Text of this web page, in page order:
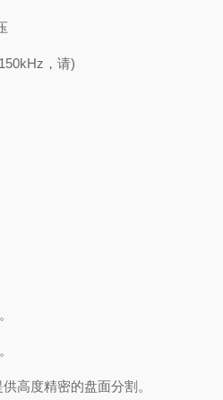
，请)
高度精密的盘面分割。